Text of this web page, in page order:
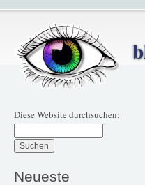
Diese Website durchsuchen:
Neueste